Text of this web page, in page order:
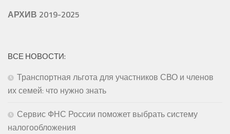
АРХИВ 2019-2025
ВСЕ НОВОСТИ:
Транспортная льгота для участников СВО и членов
их семей: что нужно знать
Сервис ФНС России поможет выбрать систему
налогообложения